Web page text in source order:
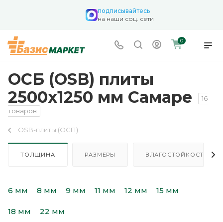
подписывайтесь
на наши соц. сети
0
ОСБ (OSB) плиты
2500х1250 мм Самаре
16
товаров
OSB-плиты (ОСП)
ТОЛЩИНА РАЗМЕРЫ ВЛАГОСТОЙКОСТЬ
6 мм 8 мм 9 мм 11 мм 12 мм 15 мм
18 мм 22 мм